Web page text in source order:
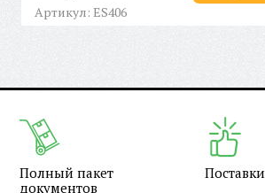
Артикул: ES406
Полный пакет
документов
Поставки